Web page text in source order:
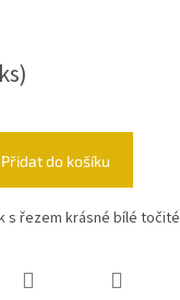
Přidat do košíku
s řezem krásné bílé